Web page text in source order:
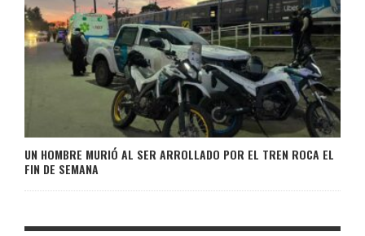
UN HOMBRE MURIÓ AL SER ARROLLADO POR EL TREN ROCA EL
FIN DE SEMANA